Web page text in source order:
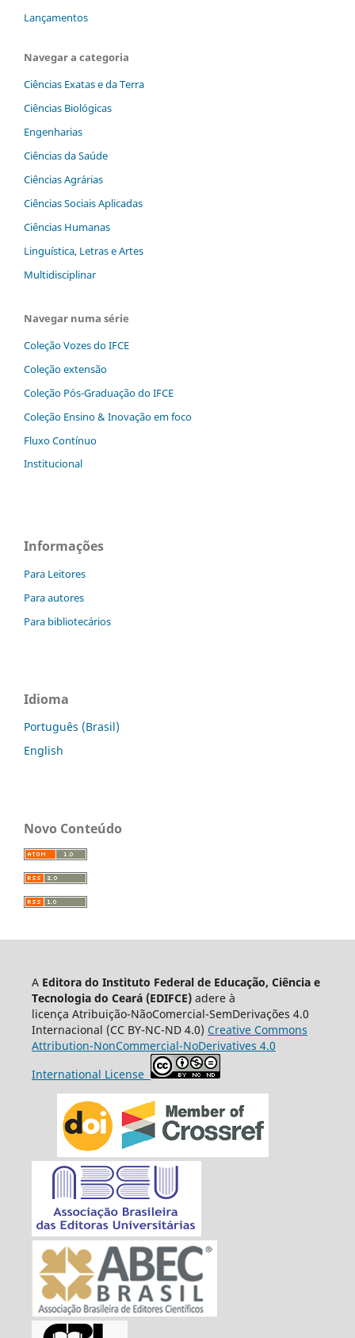
Lançamentos
Navegar a categoria
Ciências Exatas e da Terra
Ciências Biológicas
Engenharias
Ciências da Saúde
Ciências Agrárias
Ciências Sociais Aplicadas
Ciências Humanas
Linguística, Letras e Artes
Multidisciplinar
Navegar numa série
Coleção Vozes do IFCE
Coleção extensão
Coleção Pós-Graduação do IFCE
Coleção Ensino & Inovação em foco
Fluxo Contínuo
Institucional
Informações
Para Leitores
Para autores
Para bibliotecários
Idioma
Português (Brasil)
English
Novo Conteúdo
A Editora do Instituto Federal de Educação, Ciência e
Tecnologia do Ceará (EDIFCE)adere à
licença Atribuição-NãoComercial-SemDerivações 4.0
Internacional (CC BY-NC-ND 4.0) Creative Commons
Attribution-NonCommercial-NoDerivatives 4.0
International License